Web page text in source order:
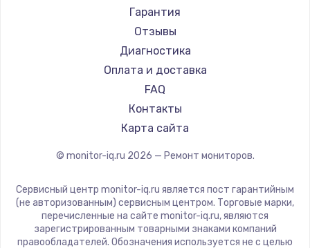
АОС
Ardor
Machenike
iru
Titan Army
iFFALCON
Dahua
Гарантия
Отзывы
Диагностика
Оплата и доставка
FAQ
Контакты
Карта сайта
© monitor-iq.ru 2026 — Ремонт мониторов.
Сервисный центр monitor-iq.ru является пост гарантийным
(не авторизованным) сервисным центром. Торговые марки,
перечисленные на сайте monitor-iq.ru, являются
зарегистрированным товарными знаками компаний
правообладателей. Обозначения используется не с целью